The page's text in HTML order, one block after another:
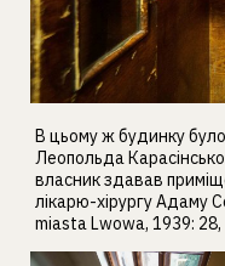
В цьому ж будинку
Леопольда
власник здавав
лікарю-хірургу Адаму
miasta Lwowa, 1939: 28,